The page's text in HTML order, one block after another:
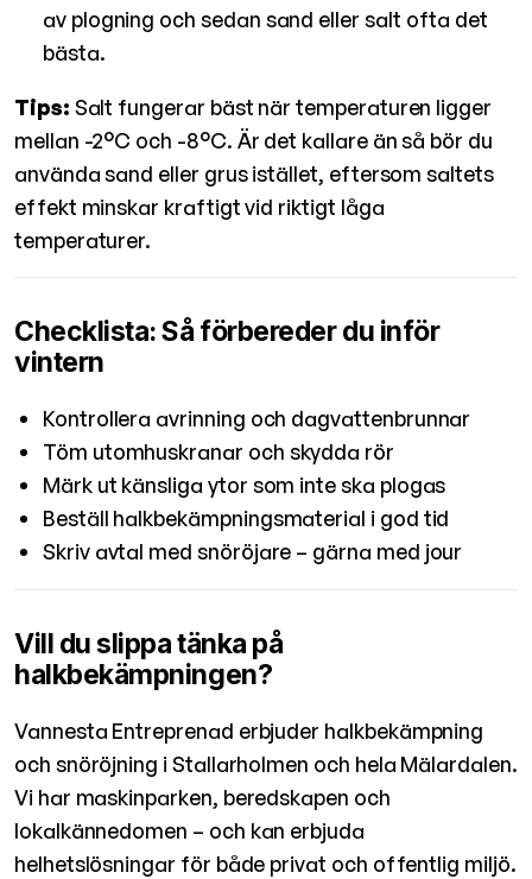
av plogning och sedan sand eller salt ofta det
bästa.
Tips: Salt fungerar bäst när temperaturen ligger
mellan -2°C och -8°C. Är det kallare än så bör du
använda sand eller grus istället, eftersom saltets
effekt minskar kraftigt vid riktigt låga
temperaturer.
Checklista: Så förbereder du inför
vintern
Kontrollera avrinning och dagvattenbrunnar
Töm utomhuskranar och skydda rör
Märk ut känsliga ytor som inte ska plogas
Beställ halkbekämpningsmaterial i god tid
Skriv avtal med snöröjare – gärna med jour
Vill du slippa tänka på
halkbekämpningen?
Vannesta Entreprenad erbjuder halkbekämpning
och snöröjning i Stallarholmen och hela Mälardalen.
Vi har maskinparken, beredskapen och
lokalkännedomen – och kan erbjuda
helhetslösningar för både privat och offentlig miljö.